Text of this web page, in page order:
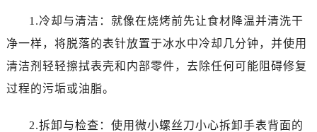
1.冷却与清洁：就像在烧烤前先让食材降温并清洗干
净一样，将脱落的表针放置于冰水中冷却几分钟，并使用
清洁剂轻轻擦拭表壳和内部零件，去除任何可能阻碍修复
过程的污垢或油脂。
2.拆卸与检查：使用微小螺丝刀小心拆卸手表背面的